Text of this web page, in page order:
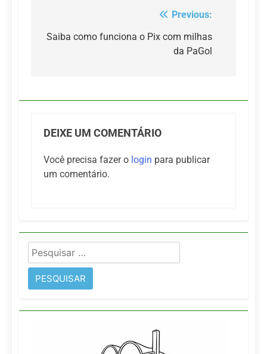
de
Previous:
Saiba como funciona o Pix com milhas
da PaGol
DEIXE UM COMENTÁRIO
Você precisa fazer o login para publicar
um comentário.
Pesquisar
por: